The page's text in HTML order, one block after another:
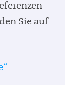
Sie auf